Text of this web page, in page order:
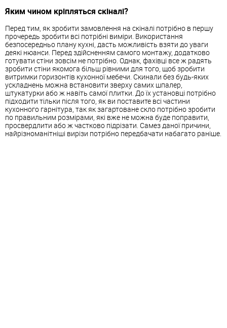
Яким чином кріпляться скіналі?
Перед тим, як зробити замовлення на скіналі потрібно в першу
прочередь зробити всі потрібні виміри. Використання
безпосередньо плану кухні, дасть можливість взяти до уваги
деякі нюанси. Перед здійсненням самого монтажу, додатково
готувати стіни зовсім не потрібно. Однак, фахівці все ж радять
зробити стіни якомога більш рівними для того, щоб зробити
витримки горизонтів кухонної мебечи. Скинали без будь-яких
ускладнень можна встановити зверху самих шпалер,
штукатурки або ж навіть самої плитки. До їх установці потрібно
підходити тільки після того, як ви поставите всі частини
кухонного гарнітура, так як загартоване скло потрібно зробити
по правильним розмірами, які вже не можна буде поправити,
просвердлити або ж частково підрізати. Самез даної причини,
найрізноманітніші вирізи потрібно передбачати набагато раніше.